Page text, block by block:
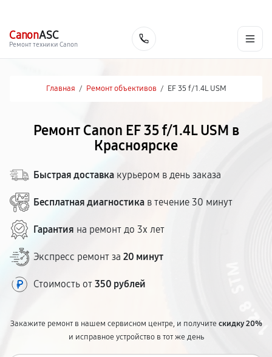
CanonASC
Ремонт техники Canon
Главная / Ремонт объективов / EF 35 f/1.4L USM
Ремонт Canon EF 35 f/1.4L USM в
Красноярске
Быстрая доставка курьером в день заказа
Бесплатная диагностика в течение 30 минут
Гарантия на ремонт до 3х лет
Экспресс ремонт за 20 минут
Стоимость от 350 рублей
Закажите ремонт в нашем сервисном центре, и получитескидку 20%
и исправное устройство в тот же день